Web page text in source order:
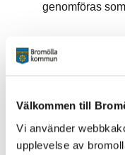
Välkommen till
Vi använder
upplevelse av
genomföras
Områden som är
polis och kommun är
kunna nå ut till dessa
på plats för hur man
ytterligare förfina